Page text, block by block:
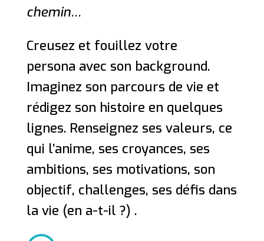
chemin…
Creusez et fouillez votre
persona avec son background.
Imaginez son parcours de vie et
rédigez son histoire en quelques
lignes. Renseignez ses valeurs, ce
qui l’anime, ses croyances, ses
ambitions, ses motivations, son
objectif, challenges, ses défis dans
la vie (en a-t-il ?) .